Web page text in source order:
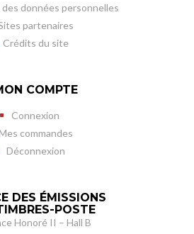
données personnelles
partenaires
Crédits du site
COMPTE
Connexion
commandes
Déconnexion
DES ÉMISSIONS
POSTE
Honoré II – Hall B